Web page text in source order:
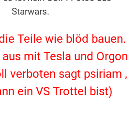
Starwars.
Teile wie blöd bauen.
mit Tesla und Orgon
verboten sagt psiriam ,
ein VS Trottel bist)